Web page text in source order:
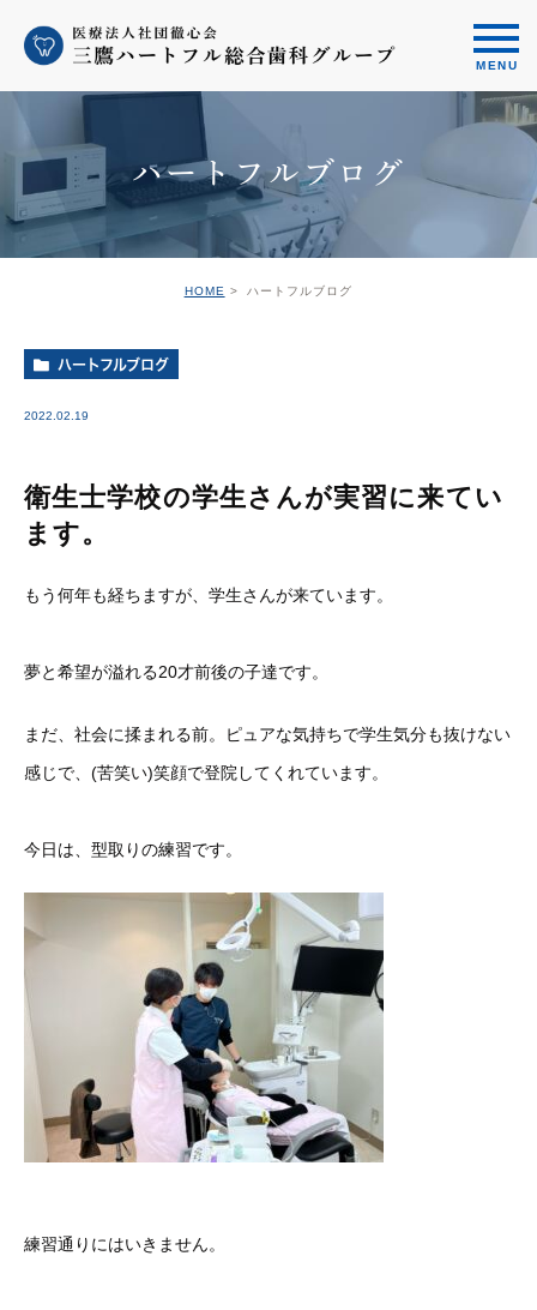
ハートフルブログ
HOME ハートフルブログ
ハートフルブログ
2022.02.19
衛生士学校の学生さんが実習に来てい
ます。
もう何年も経ちますが、学生さんが来ています。
夢と希望が溢れる20才前後の子達です。
まだ、社会に揉まれる前。ピュアな気持ちで学生気分も抜けない
感じで、(苦笑い)笑顔で登院してくれています。
今日は、型取りの練習です。
練習通りにはいきません。